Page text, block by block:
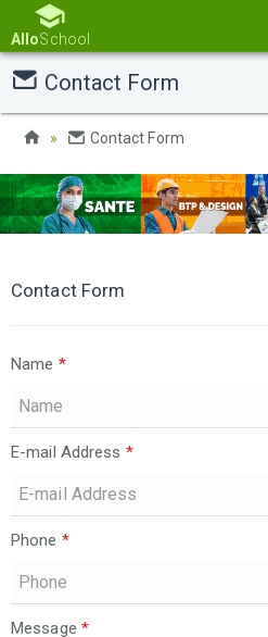
AlloSchool
Contact Form
Contact Form
Contact Form
Name *
E-mail Address *
Phone *
Message *